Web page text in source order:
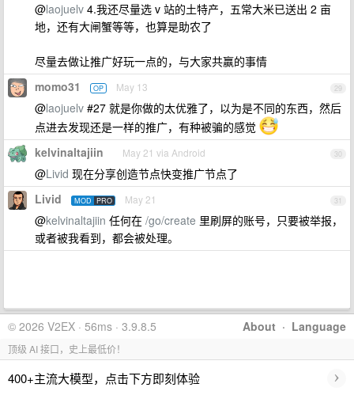
@laojuelv 4.我还尽量选 v 站的土特产，五常大米已送出 2 亩
地，还有大闸蟹等等，也算是助农了
尽量去做让推广好玩一点的，与大家共赢的事情
29
momo31 OP May 13
@laojuelv #27 就是你做的太优雅了，以为是不同的东西，然后
点进去发现还是一样的推广，有种被骗的感觉
30
kelvinaltajiin May 21 via Android
@Livid 现在分享创造节点快变推广节点了
31
Livid MOD PRO May 21
@kelvinaltajiin 任何在 /go/create 里刷屏的账号，只要被举报，
或者被我看到，都会被处理。
About · Language
© 2026 V2EX · 56ms · 3.9.8.5
顶级 AI 接口，史上最低价！
400+主流大模型，点击下方即刻体验 ›